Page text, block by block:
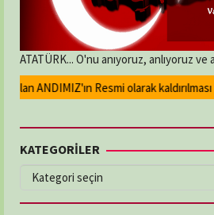
ATATÜRK... O'nu anıyoruz, anlıyoruz ve
ANDIMIZ'ın Resmi olarak kaldırılması
KATEGORİLER
KATEGORİLER